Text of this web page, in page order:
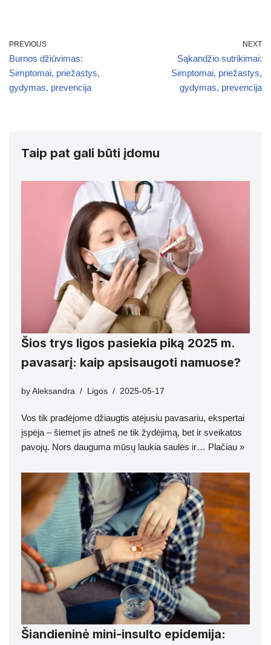
PREVIOUS
Burnos džiūvimas:
Simptomai, priežastys,
gydymas, prevencija
NEXT
Sąkandžio sutrikimai:
Simptomai, priežastys,
gydymas, prevencija
Taip pat gali būti įdomu
Šios trys ligos pasiekia piką 2025 m.
pavasarį: kaip apsisaugoti namuose?
by Aleksandra Ligos 2025-05-17
Vos tik pradėjome džiaugtis atėjusiu pavasariu, ekspertai
įspėja – šiemet jis atneš ne tik žydėjimą, bet ir sveikatos
pavojų. Nors dauguma mūsų laukia saulės ir… Plačiau »
Šiandieninė mini-insulto epidemija: